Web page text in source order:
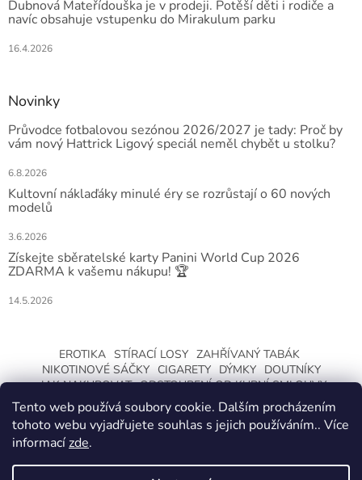
Tento web používá soubory cookie. Dalším procházením
tohoto webu vyjadřujete souhlas s jejich používáním.. Více
informacízde.
Dubnová Mateřídouška je v prodeji. Potěší děti i rodiče a
navíc obsahuje vstupenku do Mirakulum parku
16.4.2026
Novinky
Průvodce fotbalovou sezónou 2026/2027 je tady: Proč by
vám nový Hattrick Ligový speciál neměl chybět u stolku?
6.8.2026
Kultovní náklaďáky minulé éry se rozrůstají o 60 nových
modelů
3.6.2026
Získejte sběratelské karty Panini World Cup 2026
ZDARMA k vašemu nákupu! 🏆
14.5.2026
EROTIKA STÍRACÍ LOSY ZAHŘÍVANÝ TABÁK
NIKOTINOVÉ SÁČKY CIGARETY DÝMKY
DOUTNÍKY
JAK NAKUPOVAT ODSTOUPENÍ OD KUPNÍ SMLOUVY